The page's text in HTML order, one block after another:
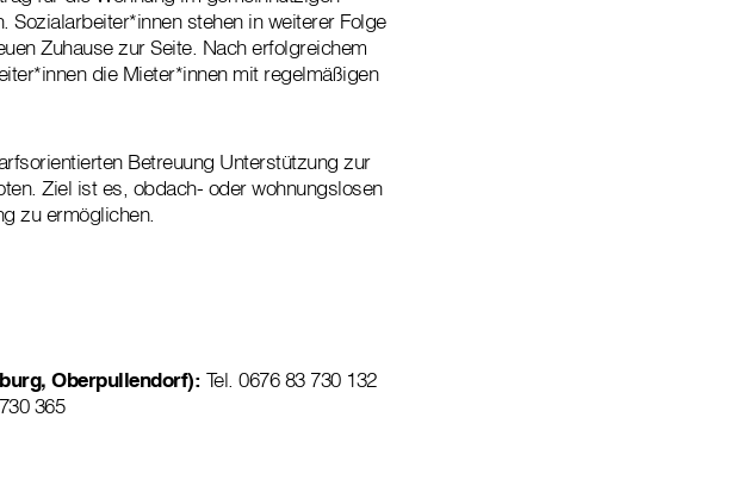
stehen in weiterer Folge
Zuhause zur Seite. Nach erfolgreichem
die Mieter*innen mit regelmäßigen
Betreuung Unterstützung zur
Ziel ist es, obdach- oder wohnungslosen
zu ermöglichen.
Oberpullendorf): Tel. 0676 83 730 132
365